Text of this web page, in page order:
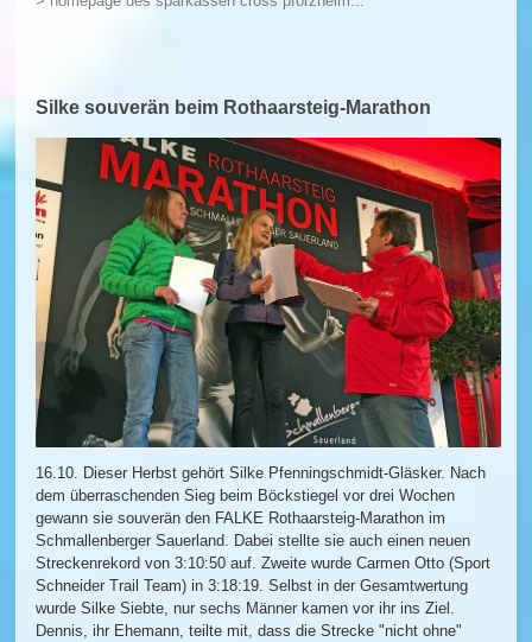
Silke souverän beim Rothaarsteig-Marathon
16.10. Dieser Herbst gehört Silke Pfenningschmidt-Gläsker. Nach
dem überraschenden Sieg beim Böckstiegel vor drei Wochen
gewann sie souverän den FALKE Rothaarsteig-Marathon im
Schmallenberger Sauerland. Dabei stellte sie auch einen neuen
Streckenrekord von 3:10:50 auf. Zweite wurde Carmen Otto (Sport
Schneider Trail Team) in 3:18:19. Selbst in der Gesamtwertung
wurde Silke Siebte, nur sechs Männer kamen vor ihr ins Ziel.
Dennis, ihr Ehemann, teilte mit, dass die Strecke "nicht ohne"